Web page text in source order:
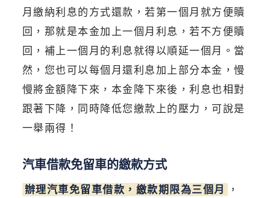
月繳納利息的方式還款，若第一個月就方便贖
回，那就是本金加上一個月利息，若不方便贖
回，補上一個月的利息就得以順延一個月。當
然，您也可以每個月還利息加上部分本金，慢
慢將金額降下來，本金降下來後，利息也相對
跟著下降，同時降低您繳款上的壓力，可說是
一舉兩得！
汽車借款免留車的繳款方式
辦理汽車免留車借款，繳款期限為三個月 ，